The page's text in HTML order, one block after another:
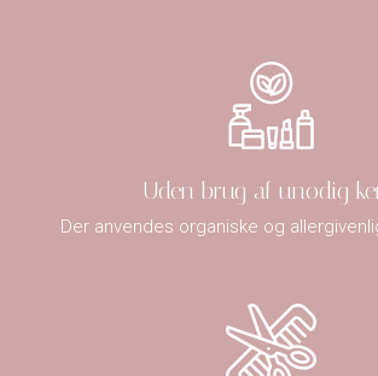
Uden brug af unødig
Der anvendes organiske og